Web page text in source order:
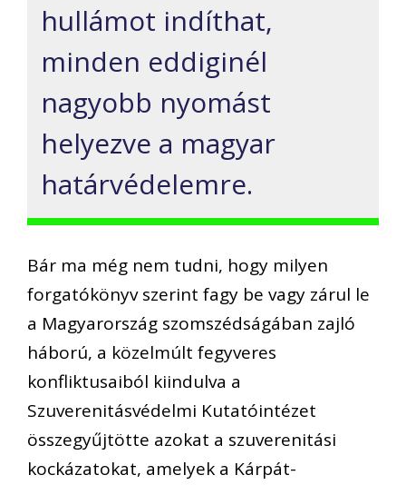
hullámot indíthat,
minden eddiginél
nagyobb nyomást
helyezve a magyar
határvédelemre.
Bár ma még nem tudni, hogy milyen
forgatókönyv szerint fagy be vagy zárul le
a Magyarország szomszédságában zajló
háború, a közelmúlt fegyveres
konfliktusaiból kiindulva a
Szuverenitásvédelmi Kutatóintézet
összegyűjtötte azokat a szuverenitási
kockázatokat, amelyek a Kárpát-